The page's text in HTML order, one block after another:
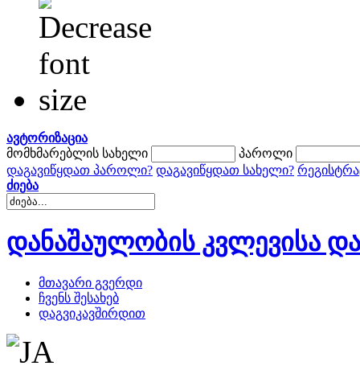
ავტორიზაცია
მომხმარებლის სახელი
პაროლი
დაგავიწყდათ პაროლი? დაგავიწყდათ სახელი?
ძიება
დანაშაულობის კვლევისა
მთავარი გვერდი
ჩვენს შესახებ
დაგვიკავშირდით